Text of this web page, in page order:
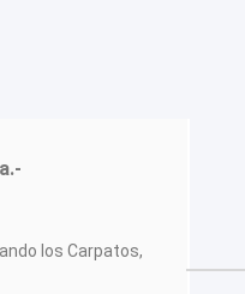
los Carpatos,